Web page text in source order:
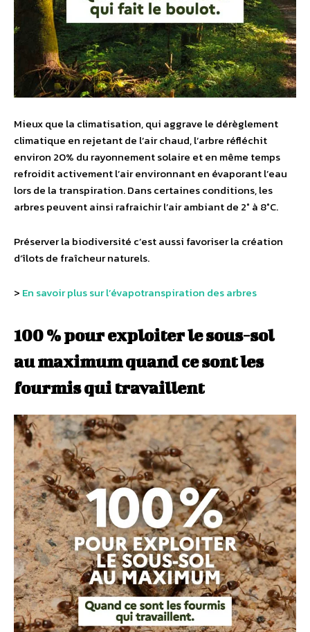
Mieux que la climatisation, qui aggrave le dérèglement
climatique en rejetant de l’air chaud, l’arbre réfléchit
environ 20% du rayonnement solaire et en même temps
refroidit activement l’air environnant en évaporant l’eau
lors de la transpiration. Dans certaines conditions, les
arbres peuvent ainsi rafraichir l’air ambiant de 2° à 8°C.
Préserver la biodiversité c’est aussi favoriser la création
d’îlots de fraîcheur naturels.
> En savoir plus sur l’évapotranspiration des arbres
100 % pour exploiter le sous-sol
au maximum quand ce sont les
fourmis qui travaillent